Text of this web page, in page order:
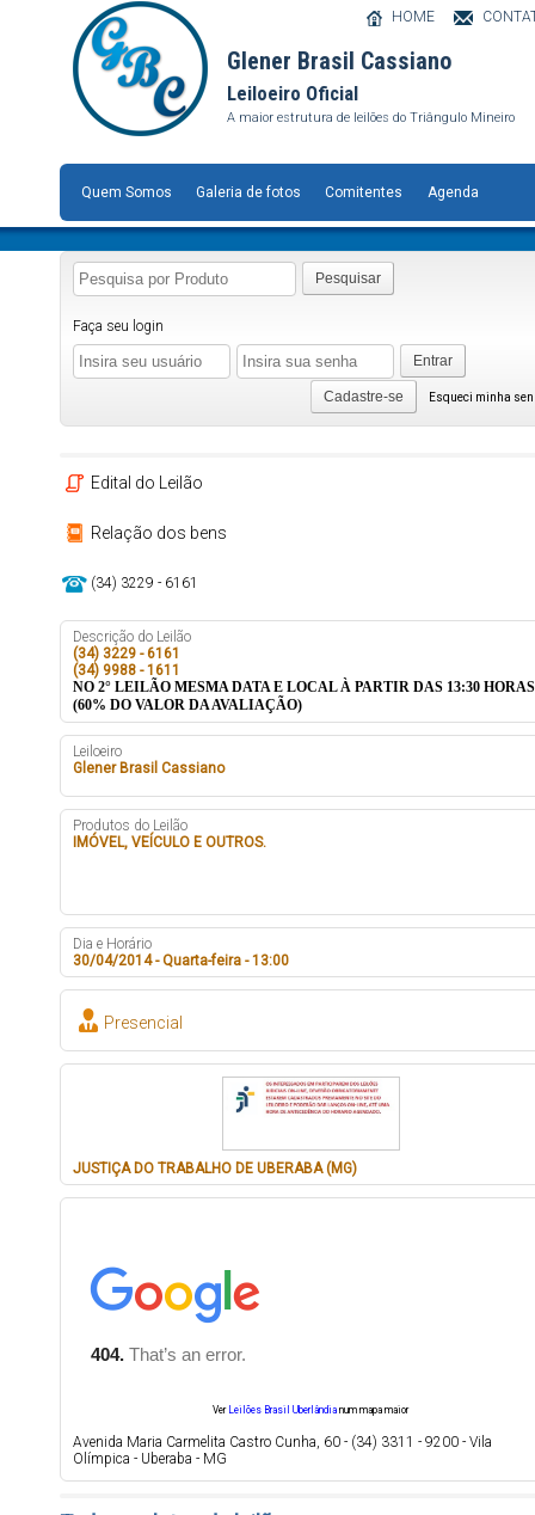
Glener Brasil Cassiano
Leiloeiro Oficial
A maior estrutura de leilões do Triângulo Mineiro
HOME
Quem Somos Galeria de fotos Comitentes Agenda
Pesquisar
Faça seu login
Entrar
Esqueci minha
Cadastre-se
Edital do Leilão
Relação dos bens
(34) 3229 - 6161
Descrição do Leilão
(34) 3229 - 6161
(34) 9988 - 1611
NO 2° LEILÃO MESMA DATA E LOCAL À PARTIR DAS 13:30 HORAS
(60% DO VALOR DA AVALIAÇÃO)
Leiloeiro
Glener Brasil Cassiano
Produtos do Leilão
IMÓVEL, VEÍCULO E OUTROS.
Dia e Horário
30/04/2014 - Quarta-feira - 13:00
Presencial
JUSTIÇA DO TRABALHO DE UBERABA (MG)
Ver Leilões Brasil Uberlândia num mapa maior
Avenida Maria Carmelita Castro Cunha, 60 - (34) 3311 - 9200 - Vila
Olímpica - Uberaba - MG